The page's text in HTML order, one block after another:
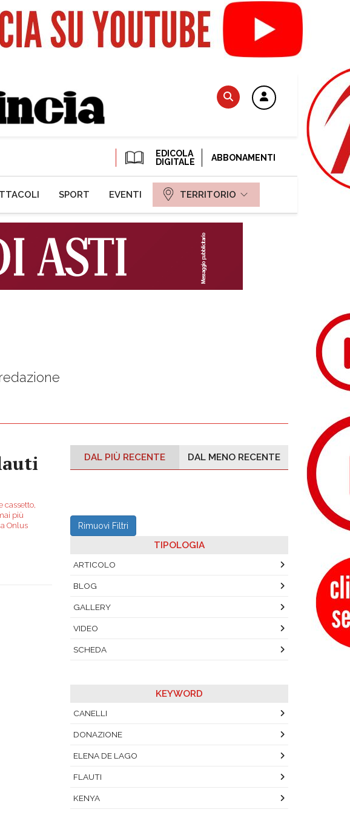
EDICOLA
DIGITALE
ABBONAMENTI
SPORT EVENTI TERRITORIO
cassetto,
più
Onlus
DAL PIÙ RECENTE DAL MENO RECENTE
Rimuovi Filtri
TIPOLOGIA
ARTICOLO
BLOG
GALLERY
VIDEO
SCHEDA
KEYWORD
CANELLI
DONAZIONE
ELENA DE LAGO
FLAUTI
KENYA